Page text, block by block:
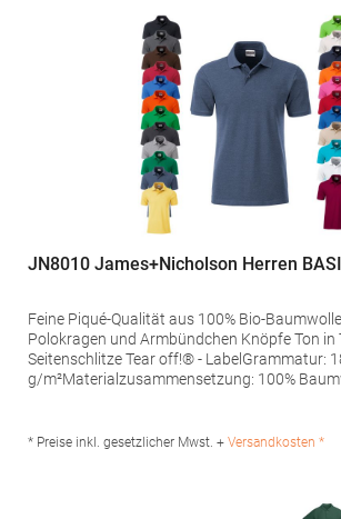
JN8010 James+Nicholson Herren
Feine Piqué-Qualität aus 100% Bio-Baumwolle Gestrickter
Polokragen und Armbündchen Knöpfe Ton in Ton 2 Knöpfe
Seitenschlitze Tear off!® - LabelGrammatur: 180
g/m²Materialzusammensetzung: 100%
GmbH Vor dem Weißen Stein 25-31 72461 Albstadt
E-Mail: info@daiber.de
* Preise inkl. gesetzlicher Mwst. + Versandkosten *